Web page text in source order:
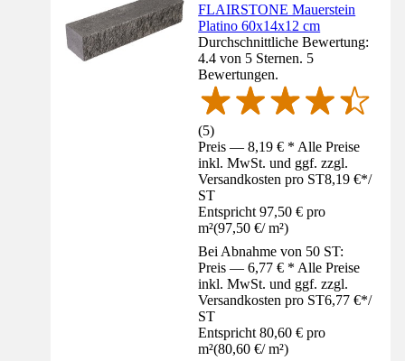
FLAIRSTONE Mauerstein
Platino 60x14x12 cm
Durchschnittliche Bewertung:
4.4 von 5 Sternen. 5
Bewertungen.
(5)
Preis — 8,19 € * Alle Preise
inkl. MwSt. und ggf. zzgl.
Versandkosten pro ST8,19 €*/
ST
Entspricht 97,50 € pro
m²(97,50 €/ m²)
Bei Abnahme von 50 ST:
Preis — 6,77 € * Alle Preise
inkl. MwSt. und ggf. zzgl.
Versandkosten pro ST6,77 €*/
ST
Entspricht 80,60 € pro
m²(80,60 €/ m²)